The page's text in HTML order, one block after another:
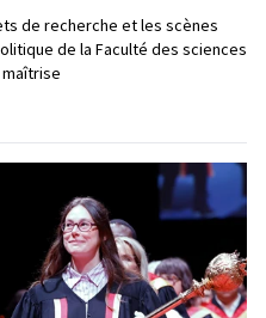
de recherche et les scènes
de la Faculté des sciences